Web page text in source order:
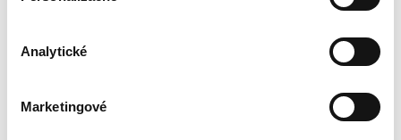
Analytické
Marketingové
Bestsellery
Najdrahšie
Najlacnejšie